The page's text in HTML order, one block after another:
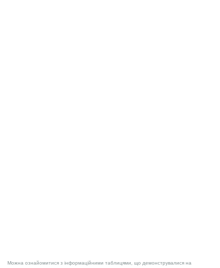
Можна ознайомитися з інформаційними таблицями, що демонструвалися на